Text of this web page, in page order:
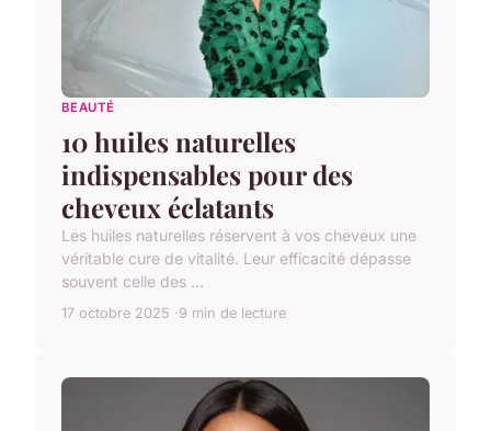
BEAUTÉ
10 huiles naturelles
indispensables pour des
cheveux éclatants
Les huiles naturelles réservent à vos cheveux une
véritable cure de vitalité. Leur efficacité dépasse
souvent celle des ...
17 octobre 2025 9 min de lecture